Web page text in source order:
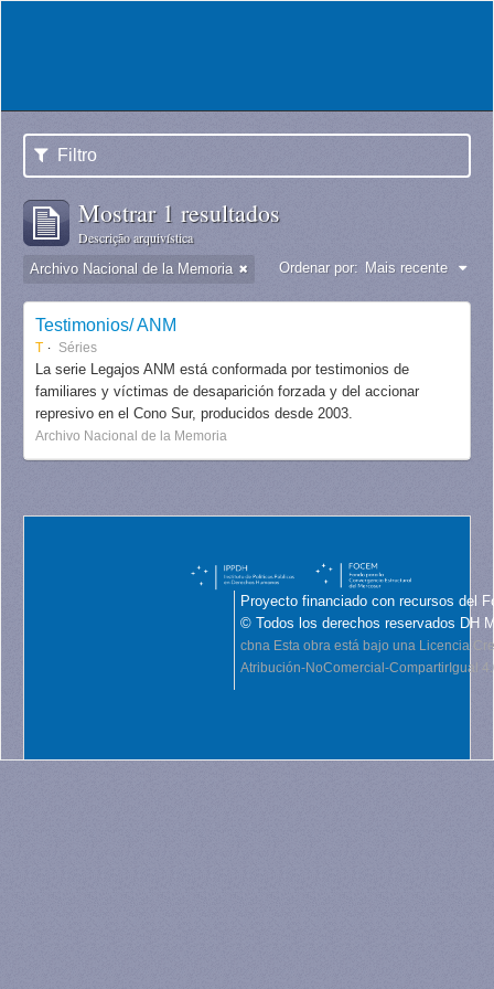
Filtro
Mostrar 1 resultados
Descrição arquivística
Archivo Nacional de la Memoria Ordenar por: Mais recente
Testimonios/ ANM
T Séries
La serie Legajos ANM está conformada por testimonios de
familiares y víctimas de desaparición forzada y del accionar
represivo en el Cono Sur, producidos desde 2003.
Archivo Nacional de la Memoria
Proyecto financiado con recursos del
© Todos los derechos reservados DH
cbna Esta obra está bajo una Licencia
Atribución-NoComercial-CompartirIgual